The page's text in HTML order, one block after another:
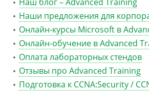
Наши предложения для
Онлайн-курсы Microsoft в
Онлайн-обучение в Advanced
Оплата лабораторных стендов
Отзывы про Advanced Training
Подготовка к CCNA:Security /